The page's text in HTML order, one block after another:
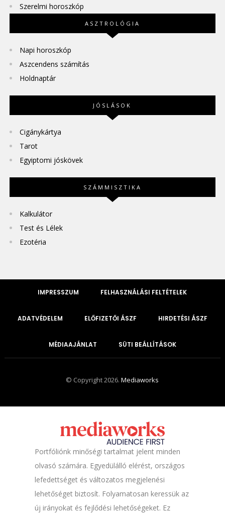
Szerelmi horoszkóp
ASZTROLÓGIA
Napi horoszkóp
Aszcendens számítás
Holdnaptár
JÓSLÁSOK
Cigánykártya
Tarot
Egyiptomi jóskövek
SZÁMMISZTIKA
Kalkulátor
Test és Lélek
Ezotéria
IMPRESSZUM FELHASZNÁLÁSI FELTÉTELEK
ADATVÉDELEM ELŐFIZETŐI ÁSZF HIRDETÉSI ÁSZF
MÉDIAAJÁNLAT SÜTI BEÁLLÍTÁSOK
© Copyright 2026.Mediaworks
Portfóliónk minőségi tartalmat jelent minden
olvasó számára. Egyedülálló elérést, országos
lefedettséget és változatos megjelenési
lehetőséget biztosít. Folyamatosan keressük az
új irányokat és fejlődési lehetőségeket. Ez